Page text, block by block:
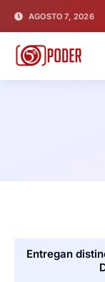
AGOSTO 7, 2026
Entregan